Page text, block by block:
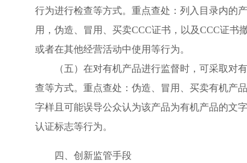
行为进行检查等方式。重点查处：列入目录内的
用，伪造、冒用、买卖CCC证书，以及CCC证
或者在其他经营活动中使用等行为。
（五）在对有机产品进行监督时，可采取对有
查等方式。重点查处：伪造、冒用、买卖有机产
字样且可能误导公众认为该产品为有机产品的文
认证标志等行为。
四、创新监管手段